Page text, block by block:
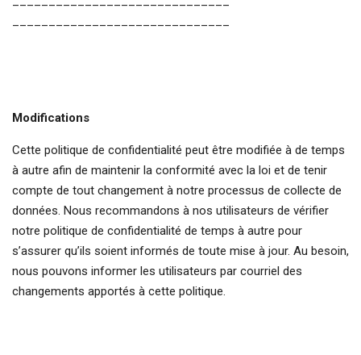
Modifications
Cette politique de confidentialité peut être modifiée à de temps
à autre afin de maintenir la conformité avec la loi et de tenir
compte de tout changement à notre processus de collecte de
données. Nous recommandons à nos utilisateurs de vérifier
notre politique de confidentialité de temps à autre pour
s’assurer qu’ils soient informés de toute mise à jour. Au besoin,
nous pouvons informer les utilisateurs par courriel des
changements apportés à cette politique.